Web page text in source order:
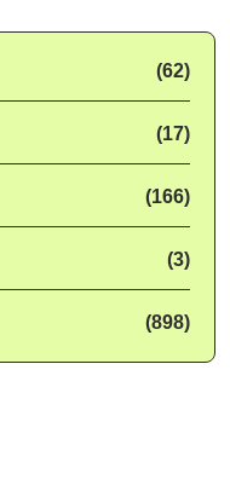
(62)
(17)
(166)
(3)
(898)